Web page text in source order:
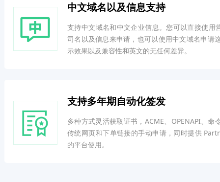
中文域名以及信息支持
支持中文域名和中文企业信息。您可以直接使用
司名以及信息来申请，也可以使用中文域名申请
示效果以及兼容性和英文的无任何差异。
支持多年期自动化签发
多种方式灵活获取证书，ACME、OPENAPI、命
传统网页和下单链接的手动申请，同时提供
的平台使用。